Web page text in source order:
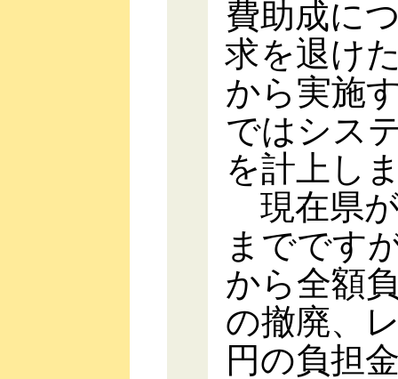
費助成に
求を退け
から実施
ではシス
を計上し
現在県
までです
から全額
の撤廃、
円の負担